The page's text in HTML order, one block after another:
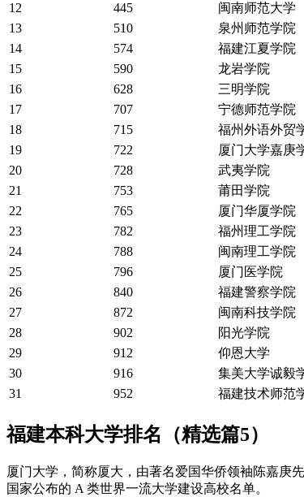
12
445 闽南师范大学
13
510 泉州师范学院
14
574 福建江夏学院
15
590 龙岩学院
16
628 三明学院
17
707 宁德师范学院
18
715 福州外语外贸
19
722 厦门大学嘉庚
20
728 武夷学院
21
753 莆田学院
22
765 厦门华厦学院
23
782 福州理工学院
24
788 闽南理工学院
25
796 厦门医学院
26
840 福建警察学院
27
872 闽南科技学院
28
902 阳光学院
29
912 仰恩大学
30
916 集美大学诚毅
31
952 福建技术师范
福建本科大学排名（精选篇5）
厦门大学，简称厦大，由著名爱国华侨领袖陈嘉庚
国家公布的 A 类世界一流大学建设高校名单。